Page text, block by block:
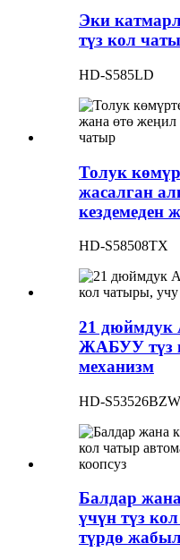
Эки
түз кол
HD-S585LD
Толук
жасалган
кездемеден
HD-S58508TX
21
ЖАБУУ түз
механизм
HD-S53526BZW
Балдар
үчүн түз
түрдө